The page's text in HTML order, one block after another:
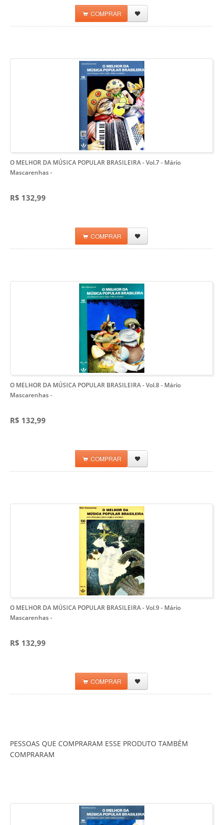
COMPRAR
O MELHOR DA MÚSICA POPULAR BRASILEIRA - Vol.7 - Mário
Mascarenhas-
R$ 132,99
COMPRAR
O MELHOR DA MÚSICA POPULAR BRASILEIRA - Vol.8 - Mário
Mascarenhas-
R$ 132,99
COMPRAR
O MELHOR DA MÚSICA POPULAR BRASILEIRA - Vol.9 - Mário
Mascarenhas-
R$ 132,99
COMPRAR
PESSOAS QUE COMPRARAM ESSE PRODUTO TAMBÉM
COMPRARAM